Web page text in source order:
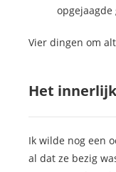
opgejaagde
Vier dingen om
Het
Ik wilde nog een
al dat ze bezig